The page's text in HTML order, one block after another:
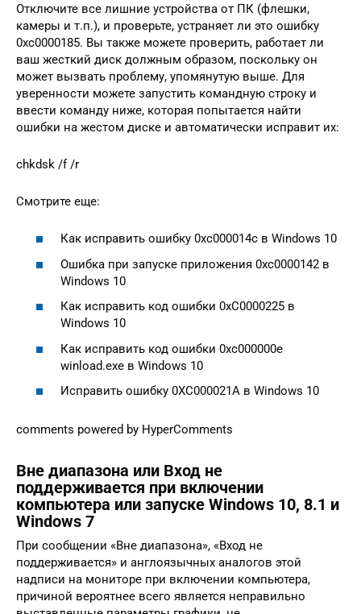
Отключите все лишние устройства от ПК (флешки,
камеры и т.п.), и проверьте, устраняет ли это ошибку
0xc0000185. Вы также можете проверить, работает ли
ваш жесткий диск должным образом, поскольку он
может вызвать проблему, упомянутую выше. Для
уверенности можете запустить командную строку и
ввести команду ниже, которая попытается найти
ошибки на жестом диске и автоматически исправит их:
chkdsk /f /r
Смотрите еще:
Как исправить ошибку 0xc000014c в Windows 10
Ошибка при запуске приложения 0xc0000142 в
Windows 10
Как исправить код ошибки 0xC0000225 в
Windows 10
Как исправить код ошибки 0xc000000e
winload.exe в Windows 10
Исправить ошибку 0XC000021A в Windows 10
comments powered by HyperComments
Вне диапазона или Вход не
поддерживается при включении
компьютера или запуске Windows 10, 8.1 и
Windows 7
При сообщении «Вне диапазона», «Вход не
поддерживается» и англоязычных аналогов этой
надписи на мониторе при включении компьютера,
причиной вероятнее всего является неправильно